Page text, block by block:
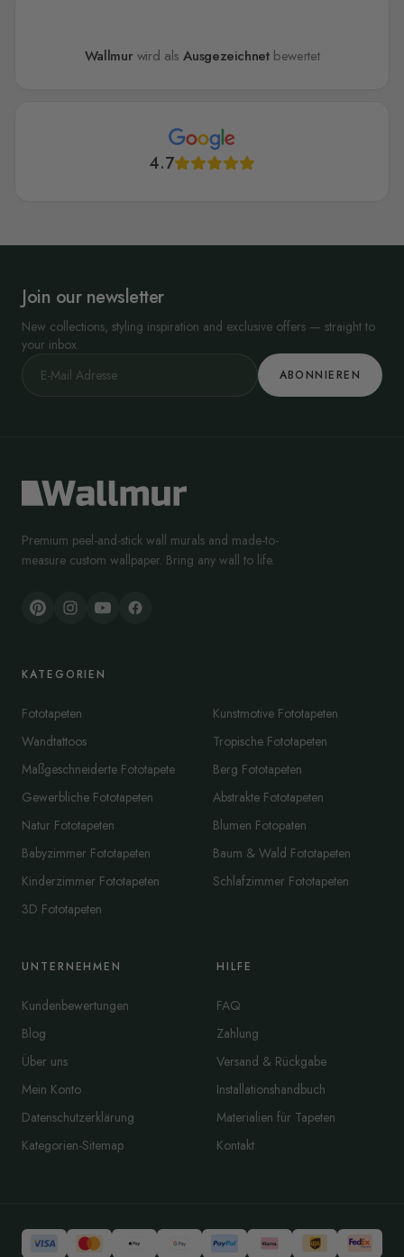
Wallmur wird alsAusgezeichnetbewertet
4.7
Join our newsletter
New collections, styling inspiration and exclusive offers — straight to
your inbox.
ABONNIEREN
Premium peel-and-stick wall murals and made-to-
measure custom wallpaper. Bring any wall to life.
KATEGORIEN
Fototapeten
Wandtattoos
Maßgeschneiderte Fototapete
Gewerbliche Fototapeten
Natur Fototapeten
Babyzimmer Fototapeten
Kinderzimmer Fototapeten
3D Fototapeten
Kunstmotive Fototapeten
Tropische Fototapeten
Berg Fototapeten
Abstrakte Fototapeten
Blumen Fotopaten
Baum & Wald Fototapeten
Schlafzimmer Fototapeten
UNTERNEHMEN
Kundenbewertungen
Blog
Über uns
Mein Konto
Datenschutzerklärung
Kategorien-Sitemap
HILFE
FAQ
Zahlung
Versand & Rückgabe
Installationshandbuch
Materialien für Tapeten
Kontakt